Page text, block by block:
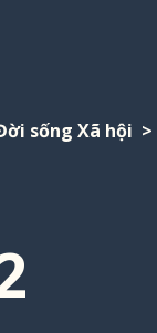
sống Xã hội